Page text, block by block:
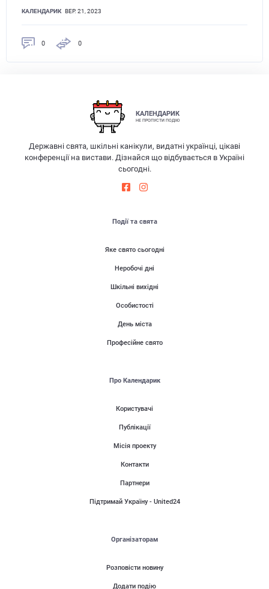
КАЛЕНДАРИК ВЕР. 21, 2023
0 0
КАЛЕНДАРИК
НЕ ПРОПУСТИ ПОДІЮ
Державні свята, шкільні канікули, видатні українці, цікаві
конференції на вистави. Дізнайся що відбувається в Україні
сьогодні.
Події та свята
Яке свято сьогодні
Неробочі дні
Шкільні вихідні
Особистості
День міста
Професійне свято
Про Календарик
Користувачі
Публікації
Місія проекту
Контакти
Партнери
Підтримай Україну - United24
Організаторам
Розповісти новину
Додати подію